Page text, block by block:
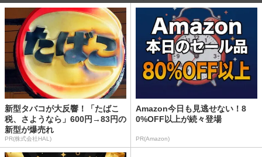
新型タバコが大反響！「たばこ
税、さようなら」600円→83円の
新型が爆売れ
PR(株式会社HAL)
Amazon今日も見逃せない！8
0%OFF以上が続々登場
PR(Amazon)